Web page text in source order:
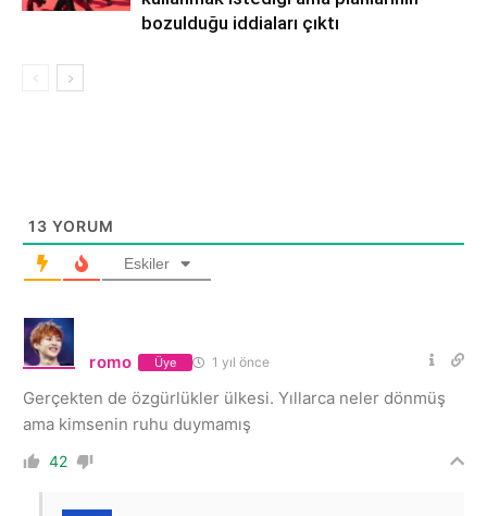
bozulduğu iddiaları çıktı
13 YORUM
Eskiler
romo Üye 1 yıl önce
Gerçekten de özgürlükler ülkesi. Yıllarca neler dönmüş
ama kimsenin ruhu duymamış
42